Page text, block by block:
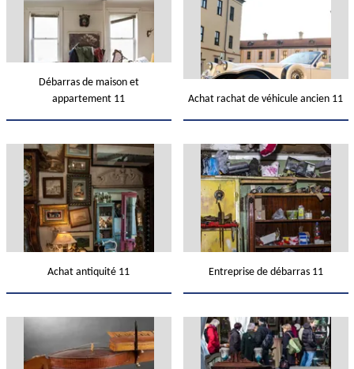
Débarras de maison et
appartement 11
Achat rachat de véhicule ancien 11
Achat antiquité 11 Entreprise de débarras 11